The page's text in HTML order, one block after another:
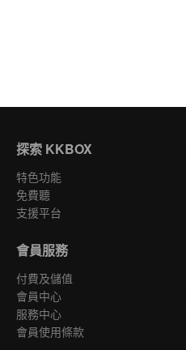
探索 KKBOX
特色功能
免費聽
支援平台
會員服務
付費及儲值
會員中心
服務中心
會員使用條款